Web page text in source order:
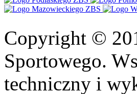
Copyright ©
Sportowego.
techniczny i